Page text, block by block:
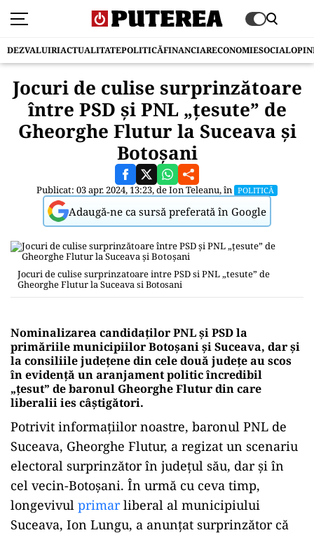
DEZVALUIRIACTUALITATEPOLITICĂFINANCIARECONOMIESOCIAL
Jocuri de culise surprinzătoare
între PSD și PNL „țesute” de
Gheorghe Flutur la Suceava și
Botoșani
Publicat: 03 apr. 2024, 13:23, deIon Teleanu, în POLITICĂ
Adaugă-ne ca sursă preferată în Google
Jocuri de culise surprinzatoare intre PSD si PNL „tesute” de
Gheorghe Flutur la Suceava si Botosani
Nominalizarea candidaților PNL și PSD la
primăriile municipiilor Botoșani și Suceava, dar și
la consiliile județene din cele două județe au scos
în evidență un aranjament politic încredibil
„țesut” de baronul Gheorghe Flutur din care
liberalii ies câștigători.
Potrivit informațiilor noastre, baronul PNL de
Suceava, Gheorghe Flutur, a regizat un scenariu
electoral surprinzător în județul său, dar și în
cel vecin-Botoșani. În urmă cu ceva timp,
longevivul primarliberal al municipiului
Suceava, Ion Lungu, a anunțat surprinzător că